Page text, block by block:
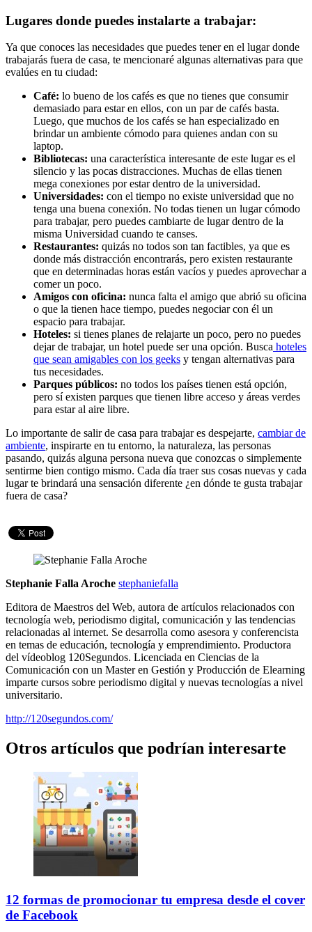
Lugares donde puedes instalarte a trabajar:
Ya que conoces las necesidades que puedes tener en el lugar donde
trabajarás fuera de casa, te mencionaré algunas alternativas para que
evalúes en tu ciudad:
Café: lo bueno de los cafés es que no tienes que consumir
demasiado para estar en ellos, con un par de cafés basta.
Luego, que muchos de los cafés se han especializado en
brindar un ambiente cómodo para quienes andan con su
laptop.
Bibliotecas: una característica interesante de este lugar es el
silencio y las pocas distracciones. Muchas de ellas tienen
mega conexiones por estar dentro de la universidad.
Universidades: con el tiempo no existe universidad que no
tenga una buena conexión. No todas tienen un lugar cómodo
para trabajar, pero puedes cambiarte de lugar dentro de la
misma Universidad cuando te canses.
Restaurantes: quizás no todos son tan factibles, ya que es
donde más distracción encontrarás, pero existen restaurante
que en determinadas horas están vacíos y puedes aprovechar a
comer un poco.
Amigos con oficina: nunca falta el amigo que abrió su oficina
o que la tienen hace tiempo, puedes negociar con él un
espacio para trabajar.
Hoteles: si tienes planes de relajarte un poco, pero no puedes
dejar de trabajar, un hotel puede ser una opción. Busca hoteles
que sean amigables con los geeks y tengan alternativas para
tus necesidades.
Parques públicos: no todos los países tienen está opción,
pero sí existen parques que tienen libre acceso y áreas verdes
para estar al aire libre.
Lo importante de salir de casa para trabajar es despejarte, cambiar de
ambiente, inspirarte en tu entorno, la naturaleza, las personas
pasando, quizás alguna persona nueva que conozcas o simplemente
sentirme bien contigo mismo. Cada día traer sus cosas nuevas y cada
lugar te brindará una sensación diferente ¿en dónde te gusta trabajar
fuera de casa?
Stephanie Falla Aroche stephaniefalla
Editora de Maestros del Web, autora de artículos relacionados con
tecnología web, periodismo digital, comunicación y las tendencias
relacionadas al internet. Se desarrolla como asesora y conferencista
en temas de educación, tecnología y emprendimiento. Productora
del vídeoblog 120Segundos. Licenciada en Ciencias de la
Comunicación con un Master en Gestión y Producción de Elearning
imparte cursos sobre periodismo digital y nuevas tecnologías a nivel
universitario.
http://120segundos.com/
Otros artículos que podrían interesarte
12 formas de promocionar tu empresa desde el cover
de Facebook